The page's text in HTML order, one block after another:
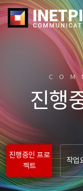
진행
진행중인 프로
젝트
작업